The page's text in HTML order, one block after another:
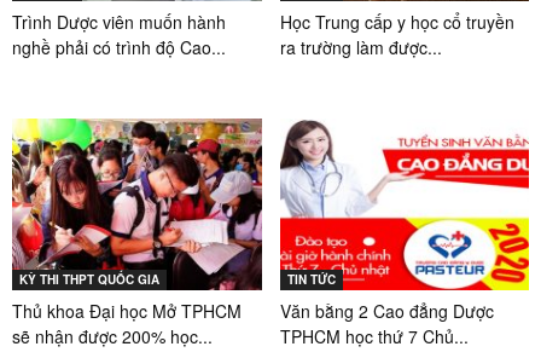
Trình Dược viên muốn hành
nghề phải có trình độ Cao...
Học Trung cấp y học cổ truyền
ra trường làm được...
KỲ THI THPT QUỐC GIA
Thủ khoa Đại học Mở TPHCM
sẽ nhận được 200% học...
TIN TỨC
Văn bằng 2 Cao đẳng Dược
TPHCM học thứ 7 Chủ...